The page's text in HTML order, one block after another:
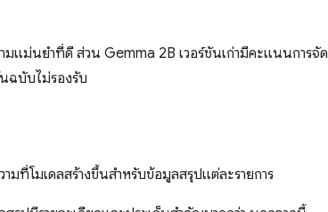
แม่นยำที่ดี ส่วน Gemma 2B เวอร์ชันเก่ามีคะแนนการจัด
ฉบับไม่รองรับ
มที่โมเดลสร้างขึ้นสําหรับข้อมูลสรุปแต่ละรายการ